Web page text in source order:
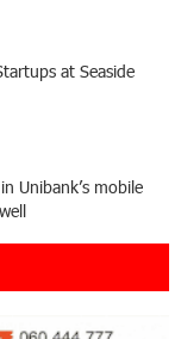
at Seaside
Unibank’s mobile